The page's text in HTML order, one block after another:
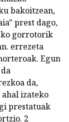
bakoitzean,
prest dago,
gorrotorik
errezeta
Egun
da,
izateko
prestatuak
2